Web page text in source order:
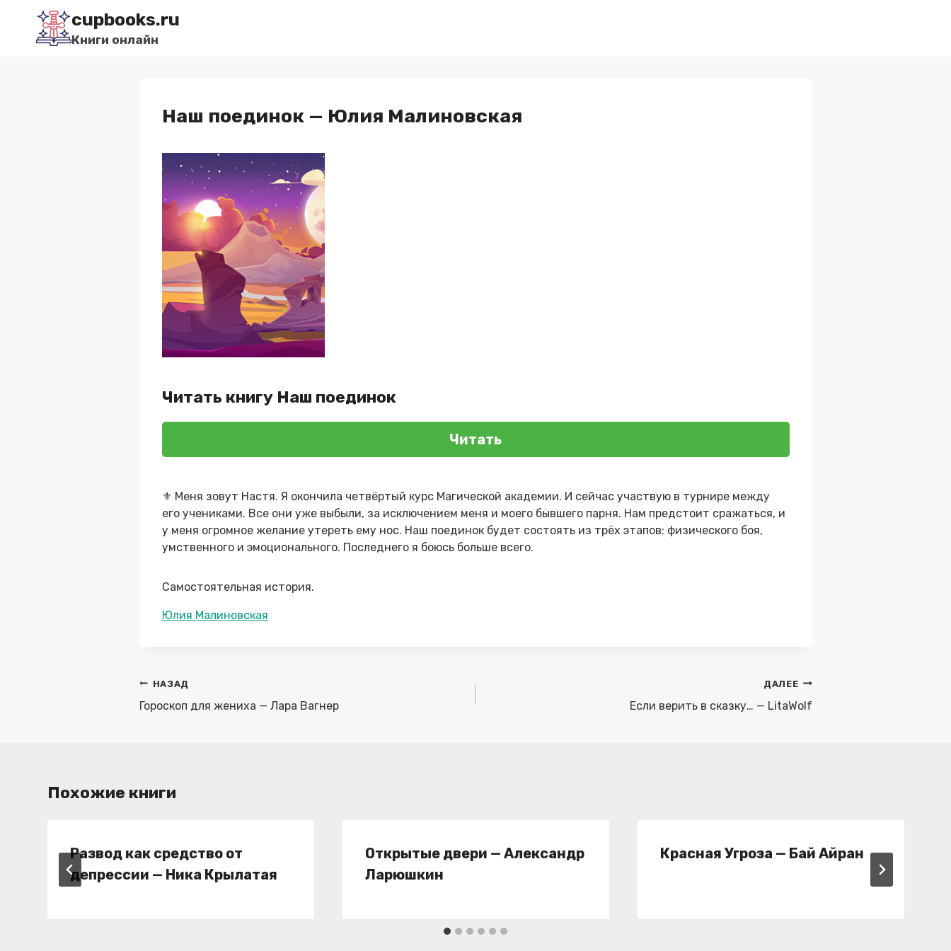
Перейти
содержимому
cupbooks.ru
Книги онлайн
Наш поединок — Юлия Малиновская
Читать книгу Наш поединок
Читать
⚜️ Меня зовут Настя. Я окончила четвёртый курс Магической академии. И сейчас участвую в турнире между
его учениками. Все они уже выбыли, за исключением меня и моего бывшего парня. Нам предстоит сражаться, и
у меня огромное желание утереть ему нос. Наш поединок будет состоять из трёх этапов: физического боя,
умственного и эмоционального. Последнего я боюсь больше всего.
Самостоятельная история.
Метки
Юлия Малиновская
Навигация
по
НАЗАД
Гороскоп для жениха — Лара Вагнер
ДАЛЕЕ
Если верить в сказку… — LitaWolf
Похожие книги
Развод как средство от
депрессии — Ника Крылатая
Открытые двери — Александр
Ларюшкин
Красная Угроза — Бай Айран